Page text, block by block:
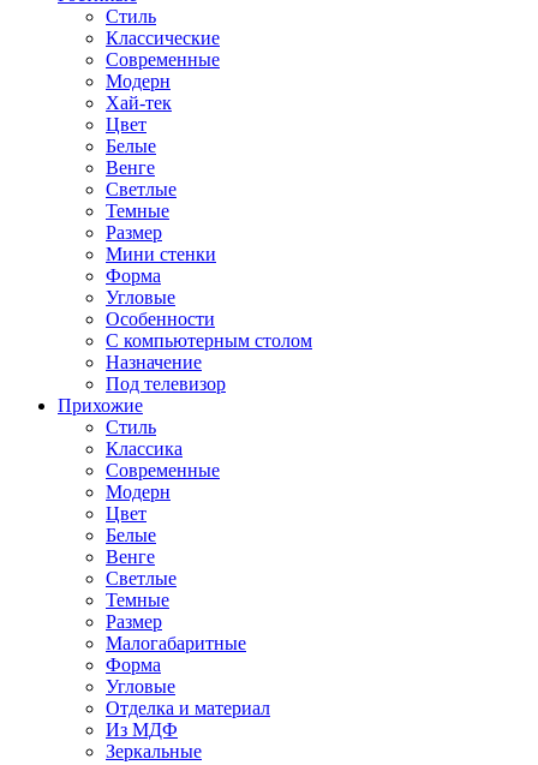
Стиль
Классические
Современные
Модерн
Хай-тек
Цвет
Белые
Венге
Светлые
Темные
Размер
Мини стенки
Форма
Угловые
Особенности
С компьютерным столом
Назначение
Под телевизор
Прихожие
Стиль
Классика
Современные
Модерн
Цвет
Белые
Венге
Светлые
Темные
Размер
Малогабаритные
Форма
Угловые
Отделка и материал
Из МДФ
Зеркальные